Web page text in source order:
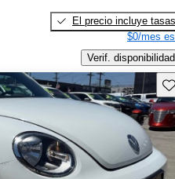
El precio incluye tasas
$0/mes
Verif. disponibilidad